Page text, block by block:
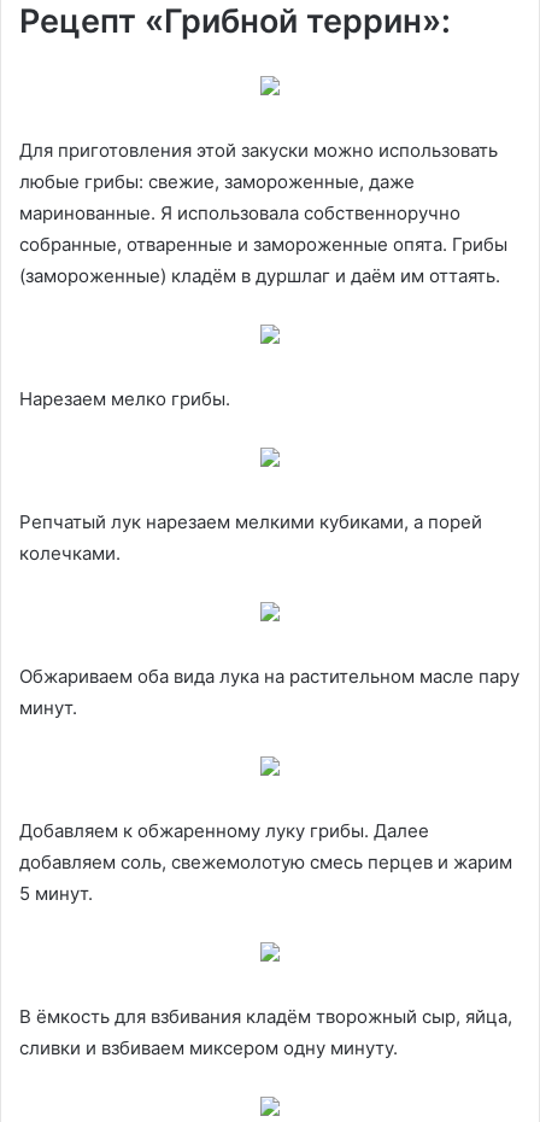
Рецепт «Грибной террин»:
Для приготовления этой закуски можно использовать
любые грибы: свежие, замороженные, даже
маринованные. Я использовала собственноручно
собранные, отваренные и замороженные опята. Грибы
(замороженные) кладём в дуршлаг и даём им оттаять.
Нарезаем мелко грибы.
Репчатый лук нарезаем мелкими кубиками, а порей
колечками.
Обжариваем оба вида лука на растительном масле пару
минут.
Добавляем к обжаренному луку грибы. Далее
добавляем соль, свежемолотую смесь перцев и жарим
5 минут.
В ёмкость для взбивания кладём творожный сыр, яйца,
сливки и взбиваем миксером одну минуту.